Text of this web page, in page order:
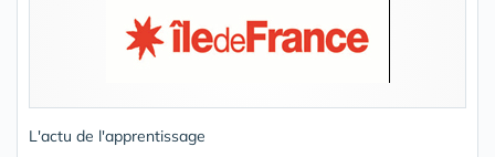
L'actu de l'apprentissage